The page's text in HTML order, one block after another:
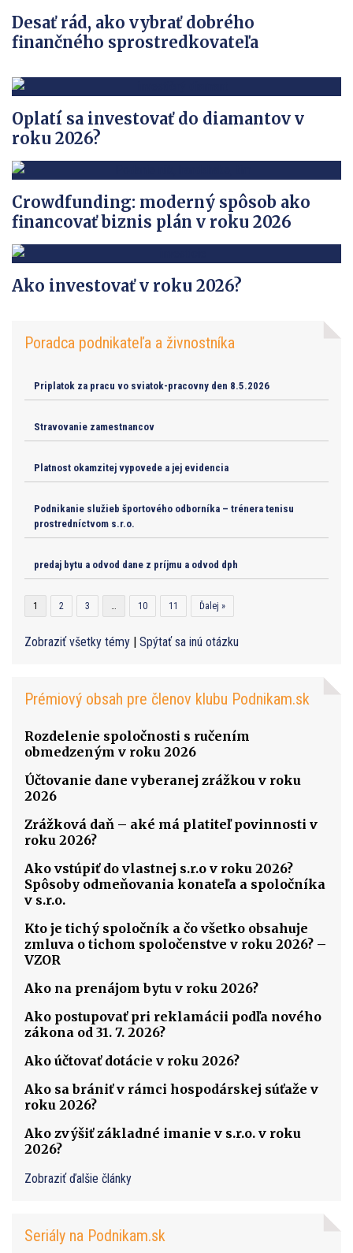
Desať rád, ako vybrať dobrého
finančného sprostredkovateľa
Oplatí sa investovať do diamantov v
roku 2026?
Crowdfunding: moderný spôsob ako
financovať biznis plán v roku 2026
Ako investovať v roku 2026?
Poradca podnikateľa a živnostníka
Priplatok za pracu vo sviatok-pracovny den 8.5.2026
Stravovanie zamestnancov
Platnost okamzitej vypovede a jej evidencia
Podnikanie služieb športového odborníka – trénera tenisu
prostredníctvom s.r.o.
predaj bytu a odvod dane z príjmu a odvod dph
1 2 3 … 10 11 Ďalej »
Zobraziť všetky témy | Spýtať sa inú otázku
Prémiový obsah pre členov klubu Podnikam.sk
Rozdelenie spoločnosti s ručením
obmedzeným v roku 2026
Účtovanie dane vyberanej zrážkou v roku
2026
Zrážková daň – aké má platiteľ povinnosti v
roku 2026?
Ako vstúpiť do vlastnej s.r.o v roku 2026?
Spôsoby odmeňovania konateľa a spoločníka
v s.r.o.
Kto je tichý spoločník a čo všetko obsahuje
zmluva o tichom spoločenstve v roku 2026? –
VZOR
Ako na prenájom bytu v roku 2026?
Ako postupovať pri reklamácii podľa nového
zákona od 31. 7. 2026?
Ako účtovať dotácie v roku 2026?
Ako sa brániť v rámci hospodárskej súťaže v
roku 2026?
Ako zvýšiť základné imanie v s.r.o. v roku
2026?
Zobraziť ďalšie články
Seriály na Podnikam.sk